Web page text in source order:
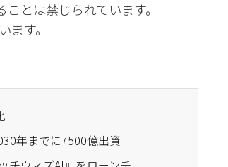
とは禁じられています。
す。
年までに7500億出資